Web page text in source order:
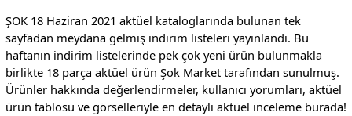
ŞOK 18 Haziran 2021 aktüel kataloglarında bulunan tek
sayfadan meydana gelmiş indirim listeleri yayınlandı. Bu
haftanın indirim listelerinde pek çok yeni ürün bulunmakla
birlikte 18 parça aktüel ürün Şok Market tarafından sunulmuş.
Ürünler hakkında değerlendirmeler, kullanıcı yorumları, aktüel
ürün tablosu ve görselleriyle en detaylı aktüel inceleme burada!